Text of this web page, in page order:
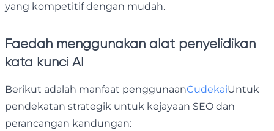
yang kompetitif dengan mudah.
Faedah menggunakan alat penyelidikan
kata kunci AI
Berikut adalah manfaat penggunaanCudekaiUntuk
pendekatan strategik untuk kejayaan SEO dan
perancangan kandungan: